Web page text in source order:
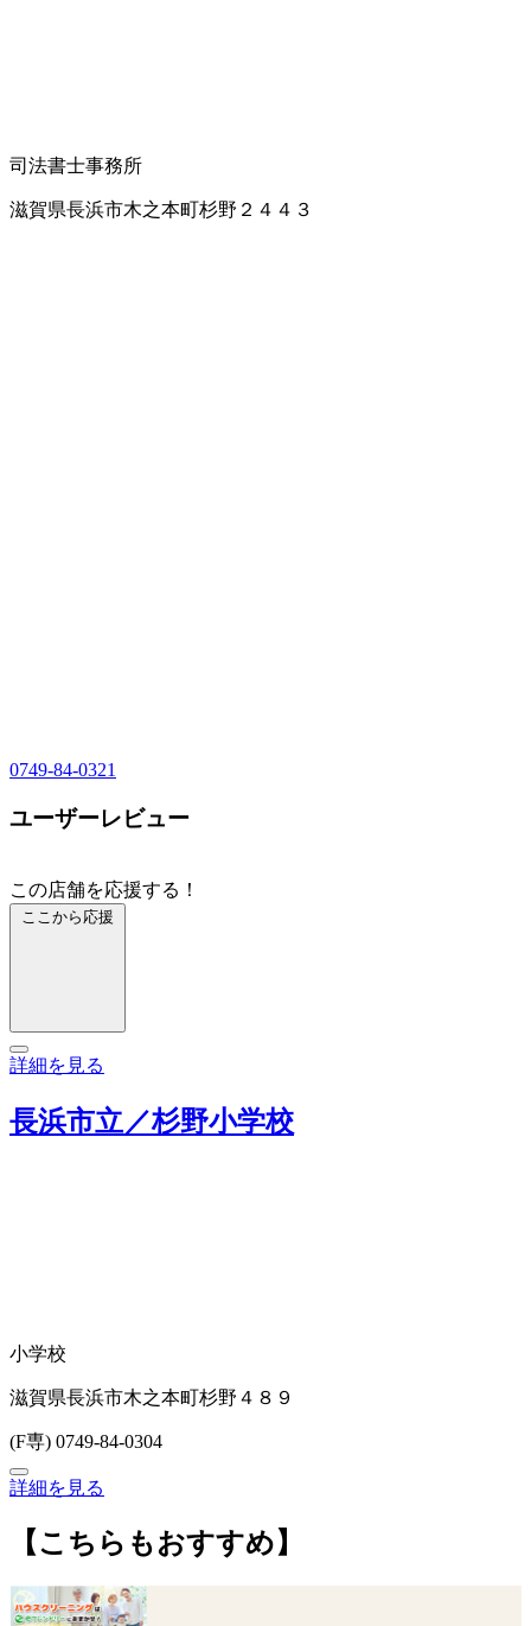
司法書士事務所
滋賀県長浜市木之本町杉野２４４３
0749-84-0321
ユーザーレビュー
この店舗を応援する！
ここから応援
詳細を見る
長浜市立／杉野小学校
小学校
滋賀県長浜市木之本町杉野４８９
(F専) 0749-84-0304
詳細を見る
【こちらもおすすめ】